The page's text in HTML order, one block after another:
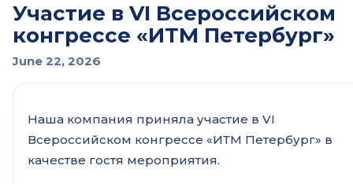
Участие в VI Всероссийском
конгрессе «ИТМ Петербург»
June 22, 2026
Наша компания приняла участие в VI
Всероссийском конгрессе «ИТМ Петербург» в
качестве гостя мероприятия.